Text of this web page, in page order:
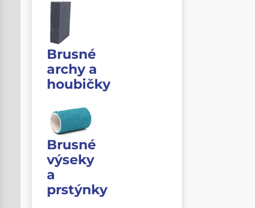
Brusné
archy a
houbičky
Brusné
výseky
a
prstýnky